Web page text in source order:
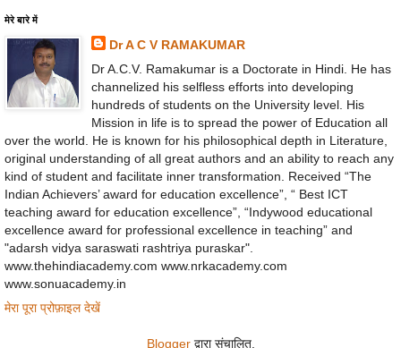
मेरे बारे में
Dr A C V RAMAKUMAR
Dr A.C.V. Ramakumar is a Doctorate in Hindi. He has
channelized his selfless efforts into developing
hundreds of students on the University level. His
Mission in life is to spread the power of Education all
over the world. He is known for his philosophical depth in Literature,
original understanding of all great authors and an ability to reach any
kind of student and facilitate inner transformation. Received “The
Indian Achievers’ award for education excellence”, “ Best ICT
teaching award for education excellence”, “Indywood educational
excellence award for professional excellence in teaching” and
"adarsh vidya saraswati rashtriya puraskar".
www.thehindiacademy.com www.nrkacademy.com
www.sonuacademy.in
मेरा पूरा प्रोफ़ाइल देखें
Bloggerद्वारा संचालित.